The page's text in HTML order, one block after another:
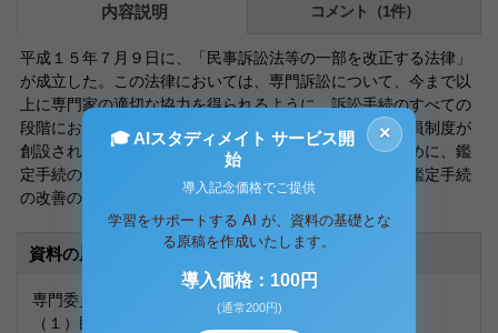
内容説明 コメント（1件）
平成１５年７月９日に、「民事訴訟法等の一部を改正する法律」
が成立した。この法律においては、専門訴訟について、今まで以
上に専門家の適切な協力を得られるように、訴訟手続のすべての
段階において専門家の関与を求めることができる専門委員制度が
創設され、また、専門家が鑑定を引き受けやすくするために、鑑
定手続の改善が図られた。以下、専門委員制度の内容と鑑定手続
の改善の内容について述べる。
資料の原本内容
専門委員制度について
（１）民事訴訟法の改正
×
🎓 AIスタディメイト サービス開
始
導入記念価格でご提供
学習をサポートする AI が、資料の基礎とな
る原稿を作成いたします。
導入価格：100円
(通常200円)